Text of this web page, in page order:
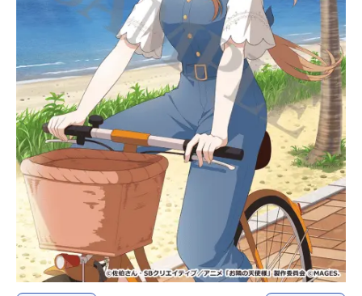
夏アニメ
冬アニメ
男性声優/女性声優一覧
FOLLOW US